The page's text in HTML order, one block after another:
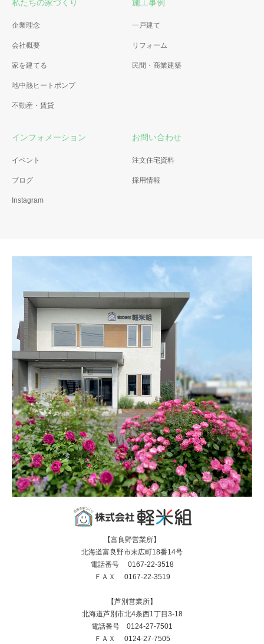
私たちの家づくり
企業理念
会社概要
家を建てる
地中熱ヒートポンプ
不動産・賃貸
施工事例
一戸建て
リフォーム
民間・商業建築
インフォメーション
イベント
ブログ
Instagram
お問い合わせ
注文住宅資料
採用情報
【富良野営業所】
北海道富良野市末広町18番14号
電話番号 0167-22-3518
ＦＡＸ 0167-22-3519
【芦別営業所】
北海道芦別市北4条西1丁目3-18
電話番号 0124-27-7501
ＦＡＸ 0124-27-7505